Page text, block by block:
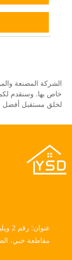
الشركة المصنعة
خاص بها. وسنقدم
لخلق مستقبل أفضل
عنوان:
مقاطعة خبي،